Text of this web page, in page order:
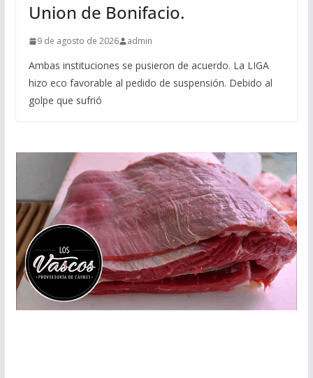
Union de Bonifacio.
9 de agosto de 2026 admin
Ambas instituciones se pusieron de acuerdo. La LIGA
hizo eco favorable al pedido de suspensión. Debido al
golpe que sufrió